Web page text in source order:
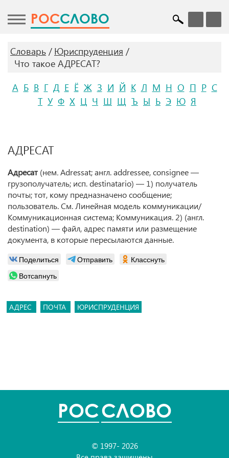
POCСЛОВО
Словарь
Юриспруденция
Что такое АДРЕСАТ?
А Б В Г Д Е Ё Ж З И Й К Л М Н О П Р С
Т У Ф Х Ц Ч Ш Щ Ъ Ы Ь Э Ю Я
АДРЕСАТ
Адресат (нем.Adressat; англ. addressee, consignee —
грузополучатель; исп. destinatario) — 1) получатель
почты; тот, кому предназначено сообщение;
пользователь. См. Линейная модель коммуникации/
Коммуникационная система; Коммуникация. 2) (англ.
destination) — файл, адрес памяти или размещение
документа, в которые пересылаются данные.
Поделиться Отправить
Класснуть
Вотсапнуть
АДРЕС ПОЧТА ЮРИСПРУДЕНЦИЯ
POCСЛОВО
© 1997- 2026